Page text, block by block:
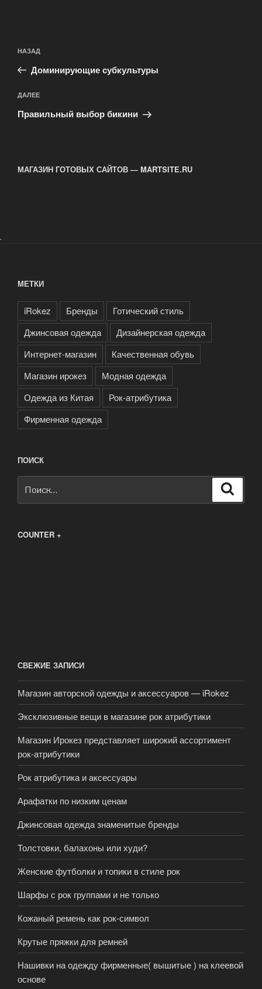
по
записям
Предыдущая
запись:
НАЗАД
Доминирующие субкультуры
Следующая
запись
ДАЛЕЕ
Правильный выбор бикини
МАГАЗИН ГОТОВЫХ САЙТОВ — MARTSITE.RU
.
МЕТКИ
iRokez Бренды
Готический стиль
Джинсовая одежда
Дизайнерская одежда
Интернет-магазин
Качественная обувь
Магазин ирокез
Модная одежда
Одежда из Китая
Рок-атрибутика
Фирменная одежда
ПОИСК
COUNTER +
СВЕЖИЕ ЗАПИСИ
Магазин авторской одежды и аксессуаров — iRokez
Эксклюзивные вещи в магазине рок атрибутики
Магазин Ирокез представляет широкий ассортимент
рок-атрибутики
Рок атрибутика и аксессуары
Арафатки по низким ценам
Джинсовая одежда знаменитые бренды
Толстовки, балахоны или худи?
Женские футболки и топики в стиле рок
Шарфы с рок группами и не только
Кожаный ремень как рок-символ
Крутые пряжки для ремней
Нашивки на одежду фирменные( вышитые ) на клеевой
основе